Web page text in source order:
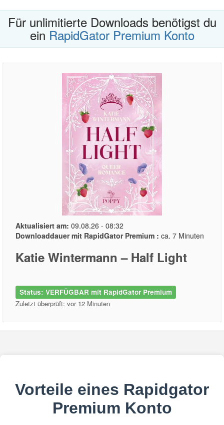
Für unlimitierte Downloads benötigst du
ein RapidGator Premium Konto
Aktualisiert am: 09.08.26 - 08:32
Downloaddauer mit RapidGator Premium : ca. 7 Minuten
Katie Wintermann – Half Light
Status: VERFÜGBAR mit RapidGator Premium
Zuletzt überprüft: vor 12 Minuten